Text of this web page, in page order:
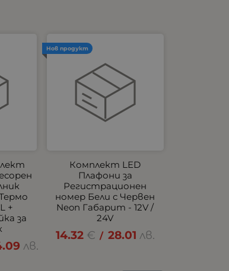
+
за
лв.
Комплект LED
Плафони за
Регистрационен
номер Бели с Червен
Neon Габарит - 12V /
24V
14.32 € / 28.01 лв.
Нов продукт